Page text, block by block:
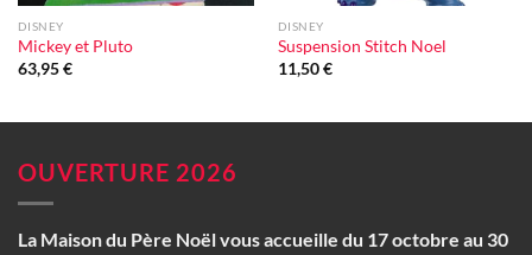
DISNEY
Mickey et Pluto
63,95€
DISNEY
Suspension Stitch Noel
11,50€
OUVERTURE 2026
La Maison du Père Noël vous accueille du 17 octobre au 30